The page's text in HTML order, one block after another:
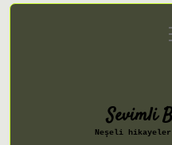
Sevimli
Neşeli